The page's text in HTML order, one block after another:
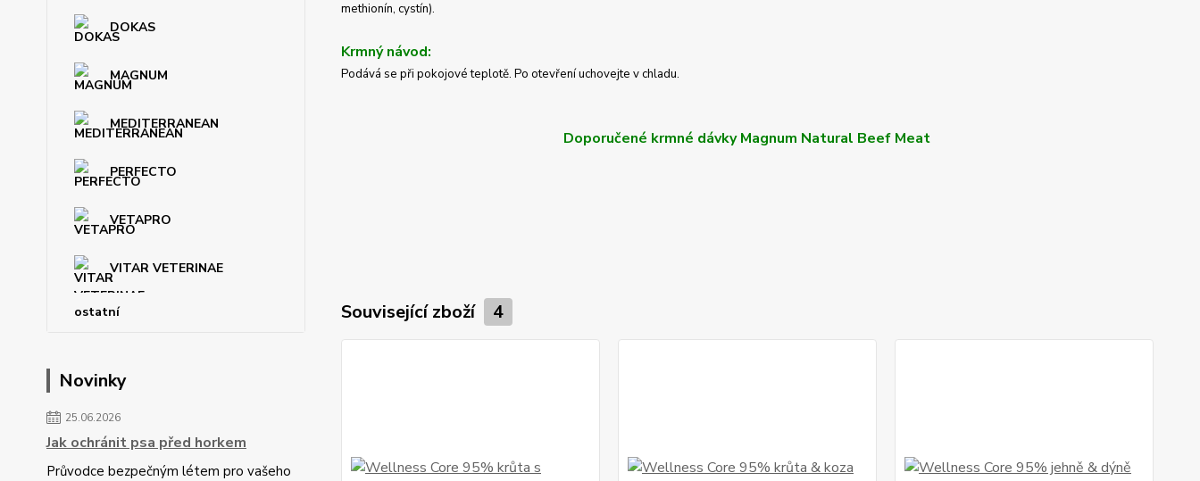
DOKAS
MAGNUM
MEDITERRANEAN
PERFECTO
VETAPRO
VITAR VETERINAE
ostatní
Novinky
25.06.2026
Jak ochránit psa před horkem
Průvodce bezpečným létem pro vašeho
methionín, cystín).
Krmný návod:
Podává se při pokojové teplotě. Po otevření uchovejte v chladu.
Doporučené krmné dávky Magnum Natural Beef Meat
Související zboží 4